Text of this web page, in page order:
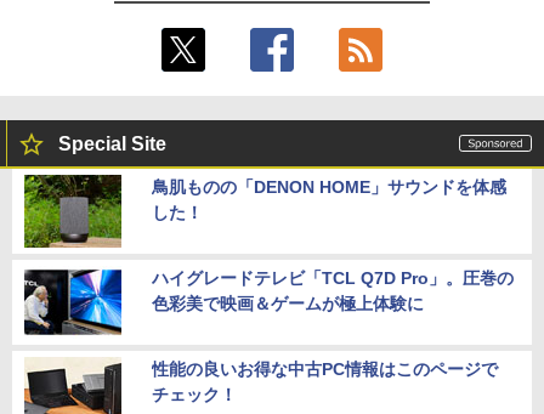
Special Site
鳥肌ものの「DENON HOME」サウンドを体感
した！
ハイグレードテレビ「TCL Q7D Pro」。圧巻の
色彩美で映画＆ゲームが極上体験に
性能の良いお得な中古PC情報はこのページで
チェック！